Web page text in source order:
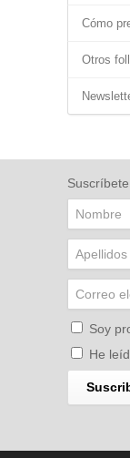
Cómo
Otros
Soy
He